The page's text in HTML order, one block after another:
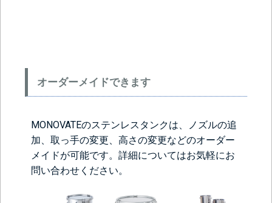
オーダーメイドできます
MONOVATEのステンレスタンクは、ノズルの追
加、取っ手の変更、高さの変更などのオーダー
メイドが可能です。詳細についてはお気軽にお
問い合わせください。